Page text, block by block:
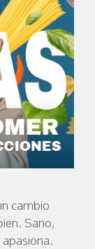
cambio
Sano,